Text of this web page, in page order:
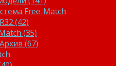
Free-Match
(42)
(35)
(67)